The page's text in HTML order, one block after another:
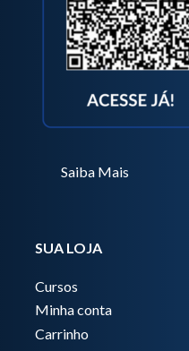
Saiba Mais
SUA LOJA
Cursos
Minha conta
Carrinho